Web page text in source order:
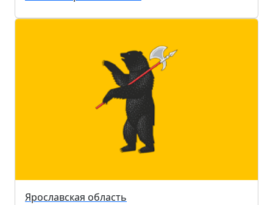
Ярославская область